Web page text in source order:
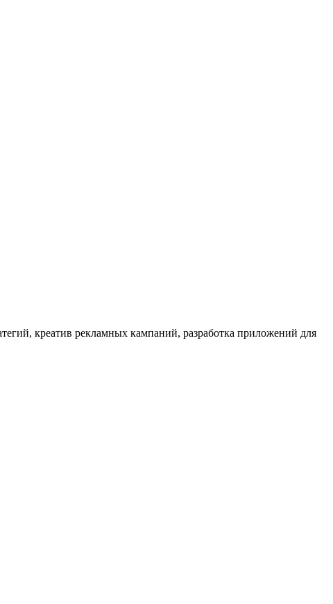
креатив рекламных кампаний, разработка приложений для